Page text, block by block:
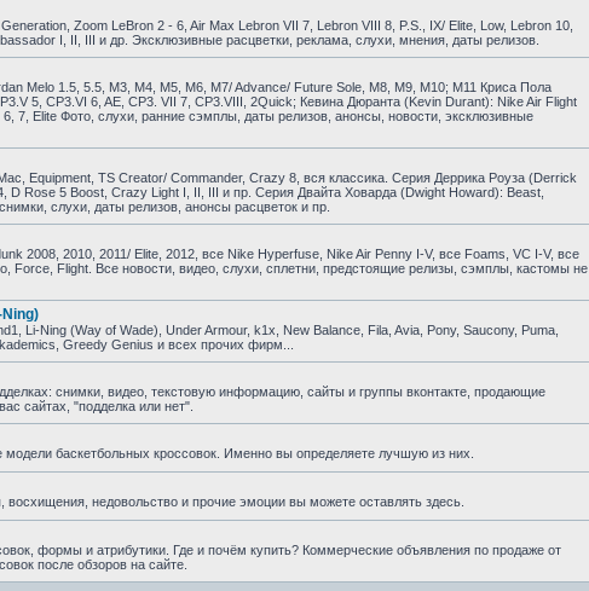
Zoom LeBron 2 - 6, Air Max Lebron VII 7, Lebron VIII 8, P.S., IX/ Elite, Low, Lebron 10,
I, II, III и др. Эксклюзивные расцветки, реклама, слухи, мнения, даты релизов.
Melo 1.5, 5.5, M3, M4, M5, M6, M7/ Advance/ Future Sole, M8, M9, M10; M11 Криса Пола
5, CP3.VI 6, AE, CP3. VII 7, CP3.VIII, 2Quick; Кевина Дюранта (Kevin Durant): Nike Air Flight
7, Elite Фото, слухи, ранние сэмплы, даты релизов, анонсы, новости, эксклюзивные
Equipment, TS Creator/ Commander, Crazy 8, вся классика. Серия Деррика Роуза (Derrick
D Rose 5 Boost, Crazy Light I, II, III и пр. Серия Двайта Ховарда (Dwight Howard): Beast,
слухи, даты релизов, анонсы расцветок и пр.
2008, 2010, 2011/ Elite, 2012, все Nike Hyperfuse, Nike Air Penny I-V, все Foams, VC I-V, все
Force, Flight. Все новости, видео, слухи, сплетни, предстоящие релизы, сэмплы, кастомы не
Li-Ning (Way of Wade), Under Armour, k1x, New Balance, Fila, Avia, Pony, Saucony, Puma,
Greedy Genius и всех прочих фирм...
снимки, видео, текстовую информацию, сайты и группы вконтакте, продающие
сайтах, "подделка или нет".
баскетбольных кроссовок. Именно вы определяете лучшую из них.
недовольство и прочие эмоции вы можете оставлять здесь.
формы и атрибутики. Где и почём купить? Коммерческие объявления по продаже от
после обзоров на сайте.